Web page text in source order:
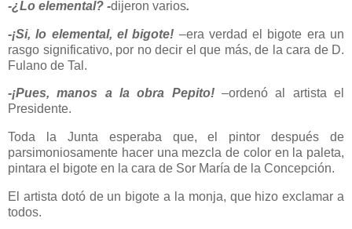
-¿Lo elemental? -dijeron varios.
-¡Si, lo elemental, el bigote! –era verdad el bigote era un
rasgo significativo, por no decir el que más, de la cara de D.
Fulano de Tal.
-¡Pues, manos a la obra Pepito!–ordenó al artista el
Presidente.
Toda la Junta esperaba que, el pintor después de
parsimoniosamente hacer una mezcla de color en la paleta,
pintara el bigote en la cara de Sor María de la Concepción.
El artista dotó de un bigote a la monja, que hizo exclamar a
todos.